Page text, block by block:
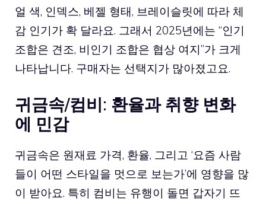
얼 색, 인덱스, 베젤 형태, 브레이슬릿에 따라 체
감 인기가 확 달라요. 그래서 2025년에는 “인기
조합은 견조, 비인기 조합은 협상 여지”가 크게
나타납니다. 구매자는 선택지가 많아졌고요.
귀금속/컴비: 환율과 취향 변화
에 민감
귀금속은 원재료 가격, 환율, 그리고 ‘요즘 사람
들이 어떤 스타일을 멋으로 보는가’에 영향을 많
이 받아요. 특히 컴비는 유행이 돌면 갑자기 뜨